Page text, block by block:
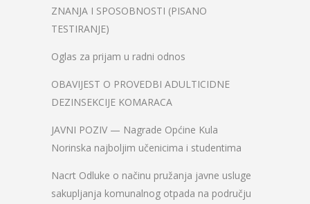
ZNANJA I SPOSOBNOSTI (PISANO
TESTIRANJE)
Oglas za prijam u radni odnos
OBAVIJEST O PROVEDBI ADULTICIDNE
DEZINSEKCIJE KOMARACA
JAVNI POZIV — Nagrade Općine Kula
Norinska najboljim učenicima i studentima
Nacrt Odluke o načinu pružanja javne usluge
sakupljanja komunalnog otpada na području